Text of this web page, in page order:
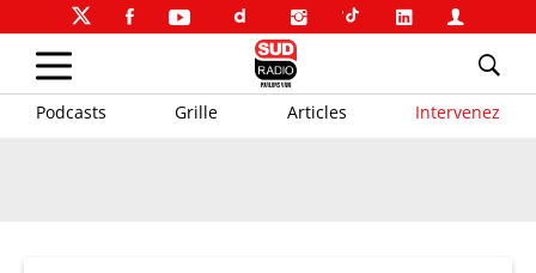
Podcasts Grille Articles Intervenez